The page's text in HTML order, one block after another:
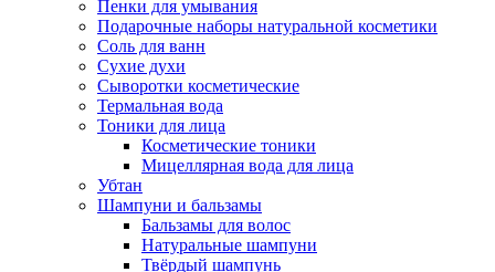
Пенки для умывания
Подарочные наборы натуральной косметики
Соль для ванн
Сухие духи
Сыворотки косметические
Термальная вода
Тоники для лица
Косметические тоники
Мицеллярная вода для лица
Убтан
Шампуни и бальзамы
Бальзамы для волос
Натуральные шампуни
Твёрдый шампунь